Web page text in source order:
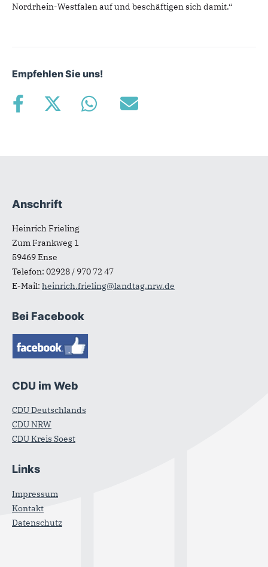
Nordrhein-Westfalen auf und beschäftigen sich damit.“
Empfehlen Sie uns!
Fußbereich
Anschrift
Heinrich Frieling
Zum Frankweg 1
59469Ense
Telefon: 02928 / 970 72 47
E-Mail: heinrich.frieling@landtag.nrw.de
Bei Facebook
CDU im Web
CDU Deutschlands
CDU NRW
CDU Kreis Soest
Links
Impressum
Kontakt
Datenschutz